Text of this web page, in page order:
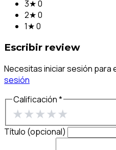
3★0
2★0
1★0
Escribir review
Necesitas iniciar sesión para
sesión
Calificación *
★★★★★
Título (opcional)